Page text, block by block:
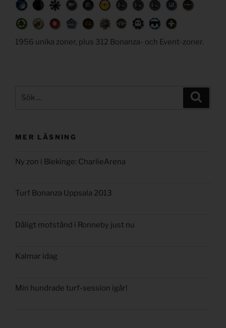
1956 unika zoner, plus 312 Bonanza- och Event-zoner.
MER LÄSNING
Ny zon i Blekinge: CharlieArena
Turf Bonanza Uppsala 2013
Dåligt motstånd i Ronneby just nu
Kalmar idag
Min hundrade turf-session igår!